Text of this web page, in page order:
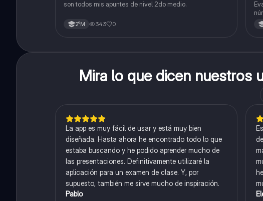
son todos mis apuntes de nivel 2do medio.
2°M 343 0
Mira lo que dicen nuestros
La app es muy fácil de usar y está muy bien
diseñada. Hasta ahora he encontrado todo lo que
estaba buscando y he podido aprender mucho de
las presentaciones. Definitivamente utilizaré la
aplicación para un examen de clase. Y, por
supuesto, también me sirve mucho de inspiración.
Pablo